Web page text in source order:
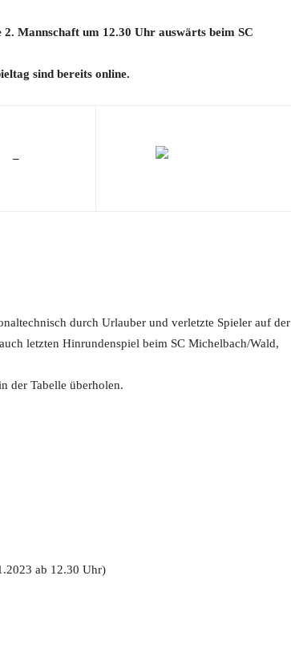
Mannschaft um 12.30 Uhr auswärts beim SC
sind bereits online.
–
durch Urlauber und verletzte Spieler auf der
letzten Hinrundenspiel beim SC Michelbach/Wald,
der Tabelle überholen.
ab 12.30 Uhr)